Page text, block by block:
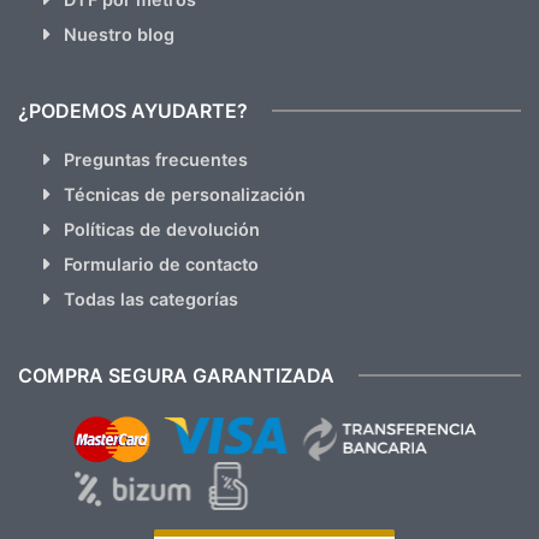
Nuestro blog
¿PODEMOS AYUDARTE?
Preguntas frecuentes
Técnicas de personalización
Políticas de devolución
Formulario de contacto
Todas las categorías
COMPRA SEGURA GARANTIZADA